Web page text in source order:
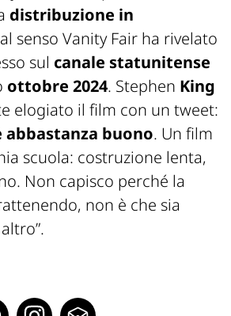
distribuzione in
senso Vanity Fair ha rivelato
sul canale statunitense
ottobre 2024. Stephen King
elogiato il film con un tweet:
abbastanza buono. Un film
scuola: costruzione lenta,
Non capisco perché la
non è che sia